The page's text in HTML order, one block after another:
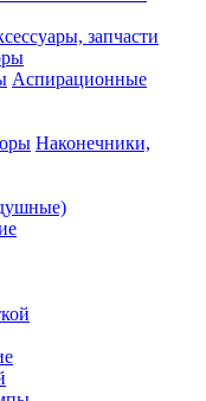
запчасти
Аспирационные
Наконечники,